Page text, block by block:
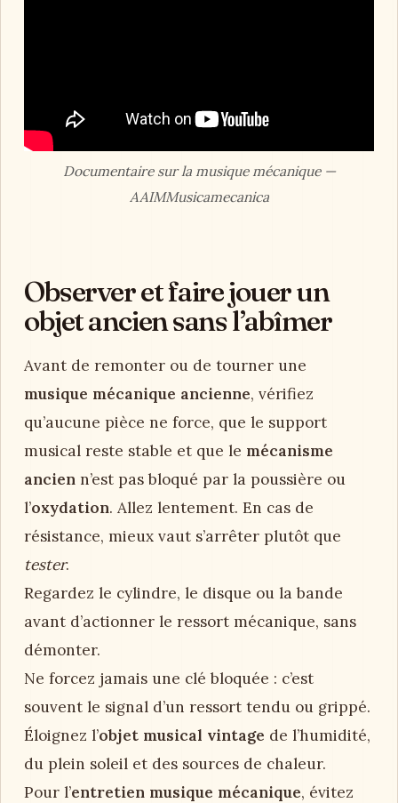
Documentaire sur la musique mécanique —
AAIMMusicamecanica
Observer et faire jouer un
objet ancien sans l’abîmer
Avant de remonter ou de tourner une
musique mécanique ancienne, vérifiez
qu’aucune pièce ne force, que le support
musical reste stable et que le mécanisme
ancien n’est pas bloqué par la poussière ou
l’oxydation. Allez lentement. En cas de
résistance, mieux vaut s’arrêter plutôt que
tester.
Regardez le cylindre, le disque ou la bande
avant d’actionner le ressort mécanique, sans
démonter.
Ne forcez jamais une clé bloquée : c’est
souvent le signal d’un ressort tendu ou grippé.
Éloignez l’objet musical vintage de l’humidité,
du plein soleil et des sources de chaleur.
Pour l’entretien musique mécanique, évitez